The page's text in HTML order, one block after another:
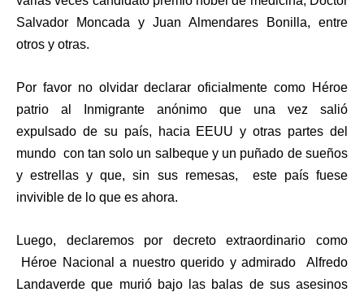
Salvador Moncada y Juan Almendares Bonilla, entre
otros y otras.
Por favor no olvidar declarar oficialmente como Héroe
patrio al Inmigrante anónimo que una vez salió
expulsado de su país, hacia EEUU y otras partes del
mundo con tan solo un salbeque y un puñado de sueños
y estrellas y que, sin sus remesas, este país fuese
invivible de lo que es ahora.
Luego, declaremos por decreto extraordinario como
Héroe Nacional a nuestro querido y admirado Alfredo
Landaverde que murió bajo las balas de sus asesinos